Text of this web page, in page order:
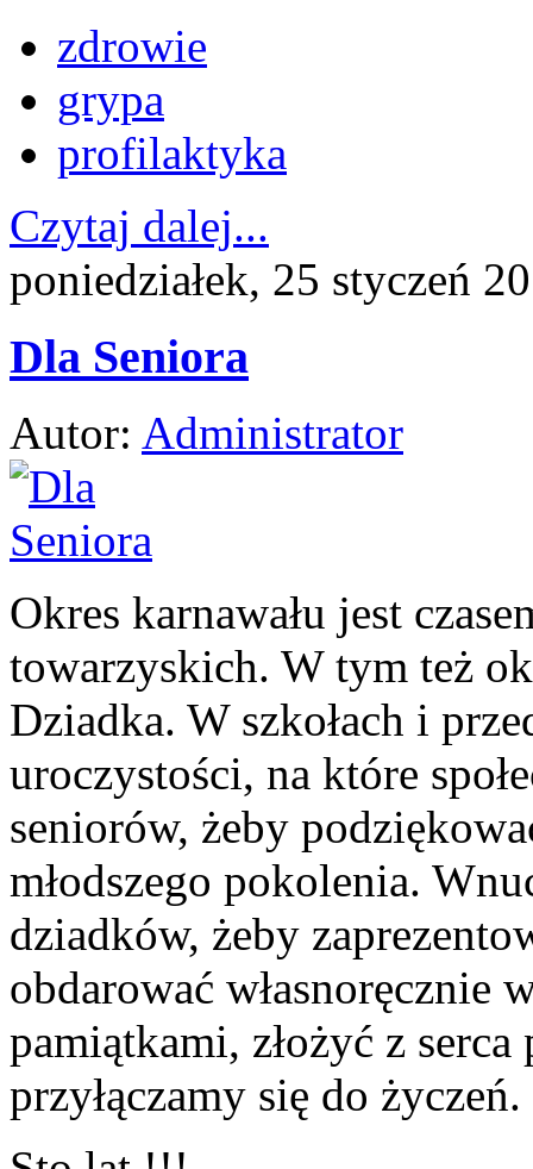
zdrowie
grypa
profilaktyka
Czytaj dalej...
poniedziałek, 25 styczeń
Dla Seniora
Autor: Administrator
Okres karnawału jest
towarzyskich. W tym też
Dziadka. W szkołach i
uroczystości, na które
seniorów, żeby
młodszego pokolenia.
dziadków, żeby
obdarować własnoręcznie
pamiątkami, złożyć z
przyłączamy się do życzeń.